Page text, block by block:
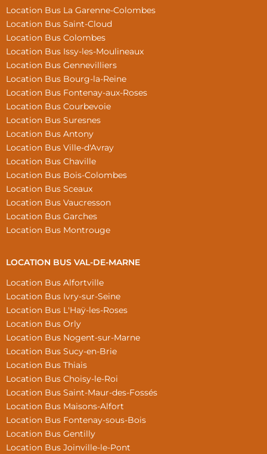
Location Bus La Garenne-Colombes
Location Bus Saint-Cloud
Location Bus Colombes
Location Bus Issy-les-Moulineaux
Location Bus Gennevilliers
Location Bus Bourg-la-Reine
Location Bus Fontenay-aux-Roses
Location Bus Courbevoie
Location Bus Suresnes
Location Bus Antony
Location Bus Ville-d'Avray
Location Bus Chaville
Location Bus Bois-Colombes
Location Bus Sceaux
Location Bus Vaucresson
Location Bus Garches
Location Bus Montrouge
LOCATION BUS VAL-DE-MARNE
Location Bus Alfortville
Location Bus Ivry-sur-Seine
Location Bus L'Haÿ-les-Roses
Location Bus Orly
Location Bus Nogent-sur-Marne
Location Bus Sucy-en-Brie
Location Bus Thiais
Location Bus Choisy-le-Roi
Location Bus Saint-Maur-des-Fossés
Location Bus Maisons-Alfort
Location Bus Fontenay-sous-Bois
Location Bus Gentilly
Location Bus Joinville-le-Pont